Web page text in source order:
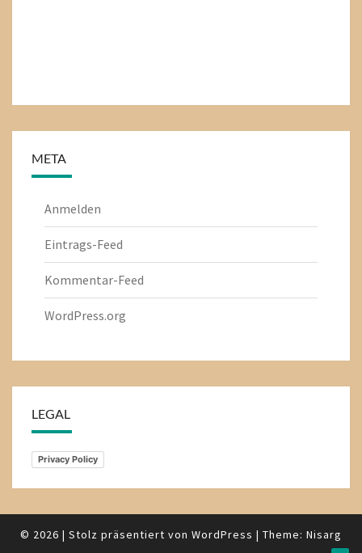
META
Anmelden
Eintrags-Feed
Kommentar-Feed
WordPress.org
LEGAL
Privacy Policy
© 2026 | Stolz präsentiert von WordPress | Theme: Nisarg